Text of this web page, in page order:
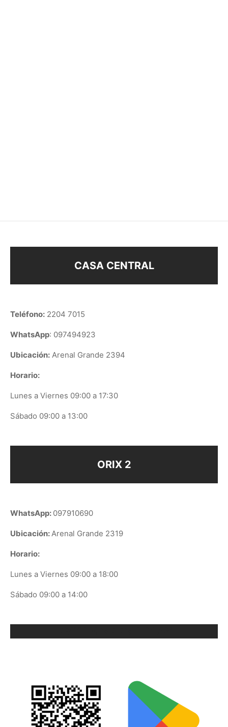
CASA CENTRAL
Teléfono: 2204 7015
WhatsApp: 097494923
Ubicación: Arenal Grande 2394
Horario:
Lunes a Viernes 09:00 a 17:30
Sábado 09:00 a 13:00
ORIX 2
WhatsApp: 097910690
Ubicación:Arenal Grande 2319
Horario:
Lunes a Viernes 09:00 a 18:00
Sábado 09:00 a 14:00